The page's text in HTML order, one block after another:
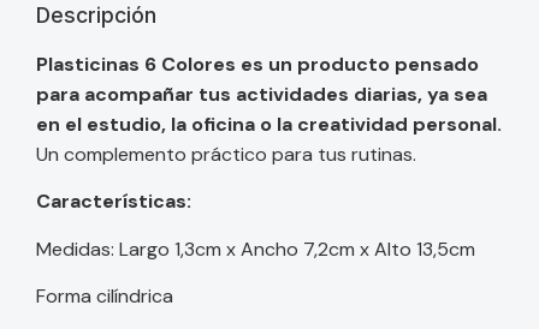
Descripción
Plasticinas 6 Colores es un producto pensado
para acompañar tus actividades diarias, ya sea
en el estudio, la oficina o la creatividad personal.
Un complemento práctico para tus rutinas.
Características:
Medidas: Largo 1,3cm x Ancho 7,2cm x Alto 13,5cm
Forma cilíndrica